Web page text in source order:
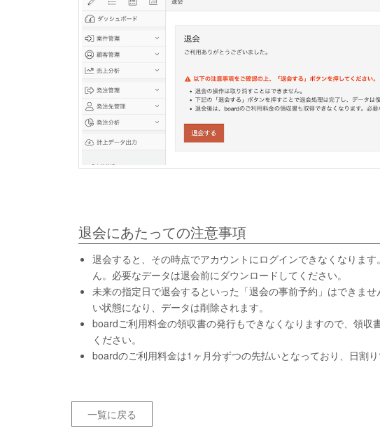
退会にあたっての注意事項
退会すると、その時点でアカウントにログインできなくなりま
ん。必要なデータは退会前にダウンロードしてください。
未来の指定日で退会するといった「退会の事前予約」はできま
い状態になり、データは削除されます。
boardご利用料金の領収書の発行もできなくなりますので、領
ください。
boardのご利用料金は1ヶ月分ずつの先払いとなっており、日割
一覧に戻る